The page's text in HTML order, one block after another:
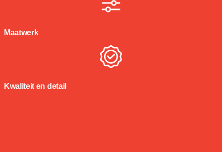
Maatwerk
Kwaliteit en detail